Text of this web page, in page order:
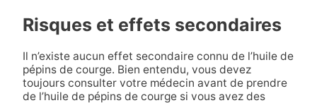
Risques et effets secondaires
Il n’existe aucun effet secondaire connu de l’huile de
pépins de courge. Bien entendu, vous devez
toujours consulter votre médecin avant de prendre
de l’huile de pépins de courge si vous avez des